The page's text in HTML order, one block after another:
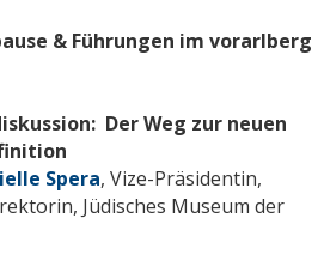
& Führungen im vorarlberg
Der Weg zur neuen
Spera, Vize-Präsidentin,
Jüdisches Museum der